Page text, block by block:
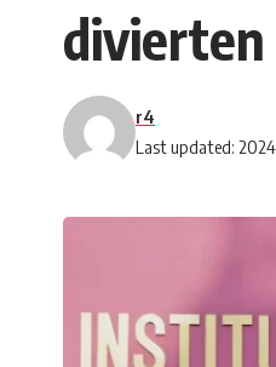
divierten
Last updated:
r4